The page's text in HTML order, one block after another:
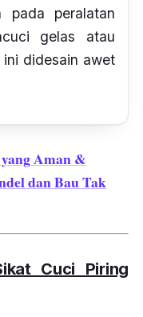
pada peralatan
gelas atau
didesain awet
Aman &
dan Bau Tak
Cuci Piring